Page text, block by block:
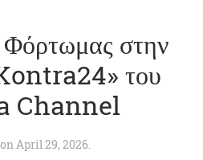
στην
του
Channel
April 29, 2026.